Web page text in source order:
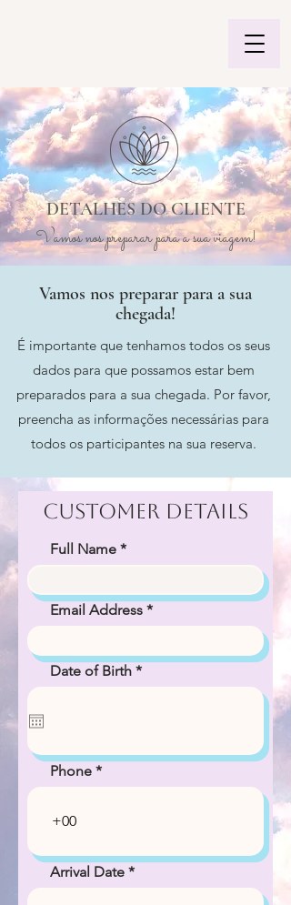
DETALHES DO CLIENTE
Vamos nos preparar para a sua viagem!
Vamos nos preparar para a sua
chegada!
É importante que tenhamos todos os seus
dados para que possamos estar bem
preparados para a sua chegada. Por favor,
preencha as informações necessárias para
todos os participantes na sua reserva.
Customer Details
Full Name
Email Address
Date of Birth *r
e
e
Phone
Arrival Date *r
e